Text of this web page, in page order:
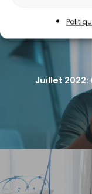
Juillet 2022: